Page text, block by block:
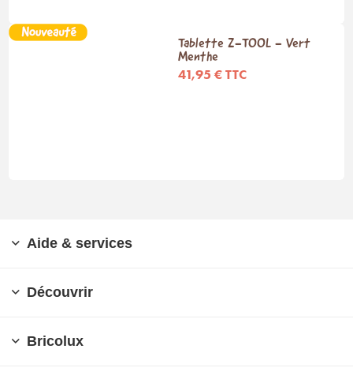
Tablette Z-TOOL - Vert
Menthe
41,95 € TTC
Aide & services
Découvrir
Bricolux